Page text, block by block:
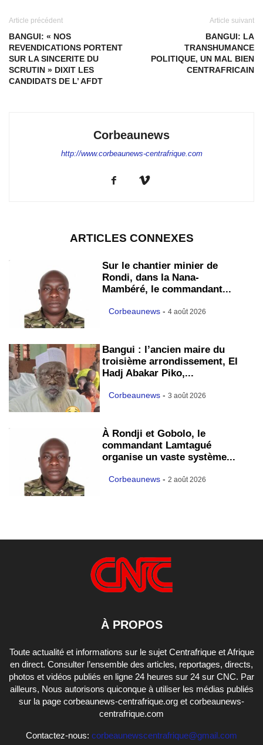
Article précédent
BANGUI: « NOS
REVENDICATIONS PORTENT
SUR LA SINCERITE DU
SCRUTIN » DIXIT LES
CANDIDATS DE L’ AFDT
Article suivant
BANGUI: LA
TRANSHUMANCE
POLITIQUE, UN MAL BIEN
CENTRAFRICAIN
Corbeaunews
http://www.corbeaunews-centrafrique.com
ARTICLES CONNEXES
Sur le chantier minier de
Rondi, dans la Nana-
Mambéré, le commandant...
Corbeaunews - 4 août 2026
Bangui : l’ancien maire du
troisième arrondissement, El
Hadj Abakar Piko,...
Corbeaunews - 3 août 2026
À Rondji et Gobolo, le
commandant Lamtagué
organise un vaste système...
Corbeaunews - 2 août 2026
À PROPOS
Toute actualité et informations sur le sujet Centrafrique et Afrique
en direct. Consulter l’ensemble des articles, reportages, directs,
photos et vidéos publiés en ligne 24 heures sur 24 sur CNC. Par
ailleurs, Nous autorisons quiconque à utiliser les médias publiés
sur la page corbeaunews-centrafrique.org et corbeaunews-
centrafrique.com
Contactez-nous: corbeaunewscentrafrique@gmail.com